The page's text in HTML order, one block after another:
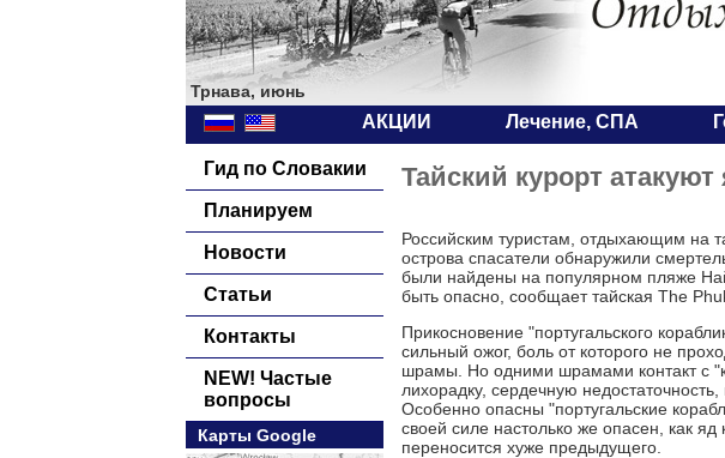
Трнава, июнь
АКЦИИ Лечение, СПА
Гид по Словакии
Планируем
Новости
Статьи
Контакты
NEW! Частые
вопросы
Карты Google
Тайский курорт
Российским туристам, отдыхающим на
острова спасатели обнаружили
были найдены на популярном пляже
быть опасно, сообщает тайская The
Прикосновение "португальского
сильный ожог, боль от которого не
шрамы. Но одними шрамами контакт с
лихорадку, сердечную
Особенно опасны "португальские
своей силе настолько же опасен, как
переносится хуже предыдущего.